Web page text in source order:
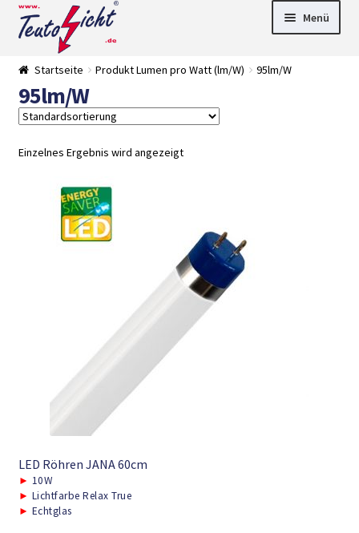
Zur
Navigation
springen
Springe
zum
Menü
► LED Panel
►
Startseite Produkt Lumen pro Watt (lm/W) 95lm/W
95lm/W
Einzelnes Ergebnis wird angezeigt
LED Röhren JANA 60cm
► 10W
► Lichtfarbe Relax True
► Echtglas